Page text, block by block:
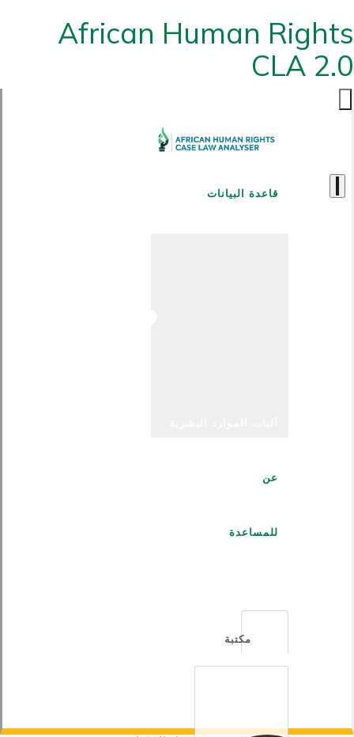
African Human Rights
CLA 2.0
قاعدة البيانات
عن
للمساعدة
مكتبة